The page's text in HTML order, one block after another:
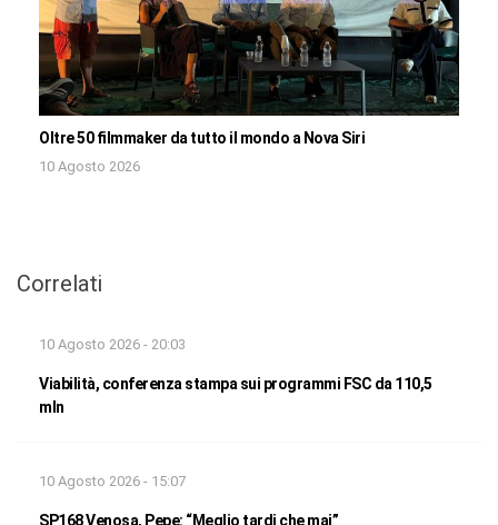
Oltre 50 filmmaker da tutto il mondo a Nova Siri
10 Agosto 2026
Correlati
10 Agosto 2026 - 20:03
Viabilità, conferenza stampa sui programmi FSC da 110,5
mln
10 Agosto 2026 - 15:07
SP168 Venosa, Pepe: “Meglio tardi che mai”